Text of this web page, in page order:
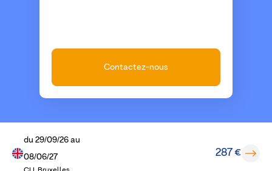
Contactez-nous
du29/09/26 au
08/06/27
287 €